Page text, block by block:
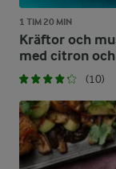
1 TIM 20 MIN
Kräftor och
med citron
(10)